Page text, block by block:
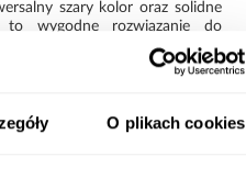
O plikach cookies
szary kolor oraz solidne
to wygodne rozwiązanie do